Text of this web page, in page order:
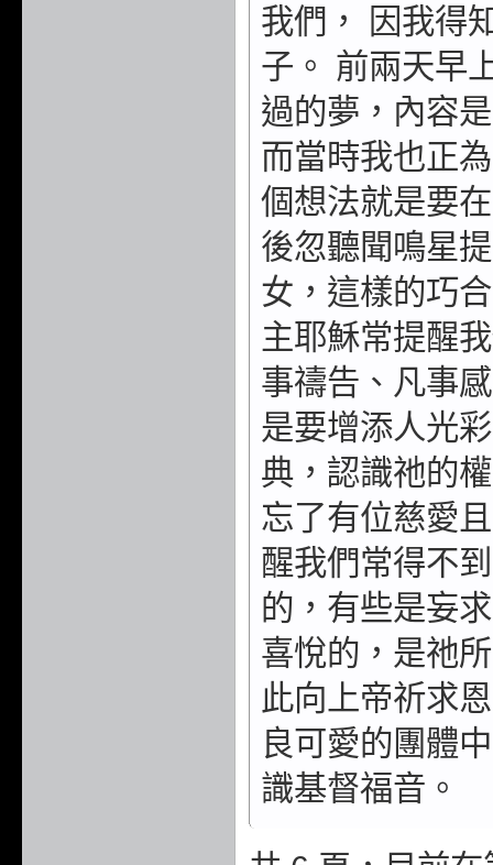
我們， 因我得
子。 前兩天早
過的夢，內容
而當時我也正
個想法就是要
後忽聽聞鳴星
女，這樣的巧
主耶穌常提醒
事禱告、凡事
是要增添人光
典，認識祂的
忘了有位慈愛
醒我們常得不
的，有些是妄
喜悅的，是祂
此向上帝祈求
良可愛的團體
識基督福音。